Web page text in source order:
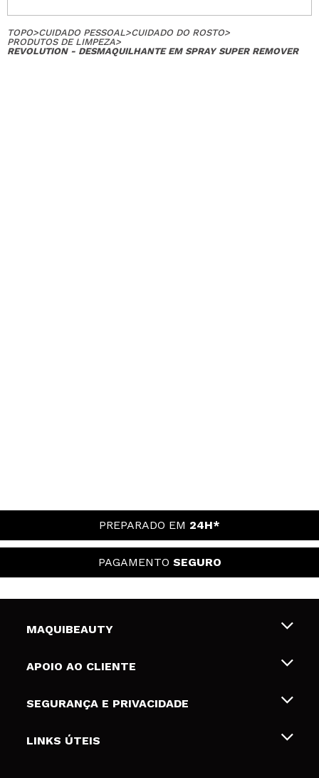
TOPO>CUIDADO PESSOAL>CUIDADO DO ROSTO>
PRODUTOS DE LIMPEZA>
REVOLUTION - DESMAQUILHANTE EM SPRAY SUPER REMOVER
PREPARADO EM 24H*
PAGAMENTO SEGURO
MAQUIBEAUTY
Sobre nós
Gift Cards
APOIO AO CLIENTE
Envios e Devoluções
Formas de pagamento
SEGURANÇA E PRIVACIDADE
Termos e Privacidade
LINKS ÚTEIS